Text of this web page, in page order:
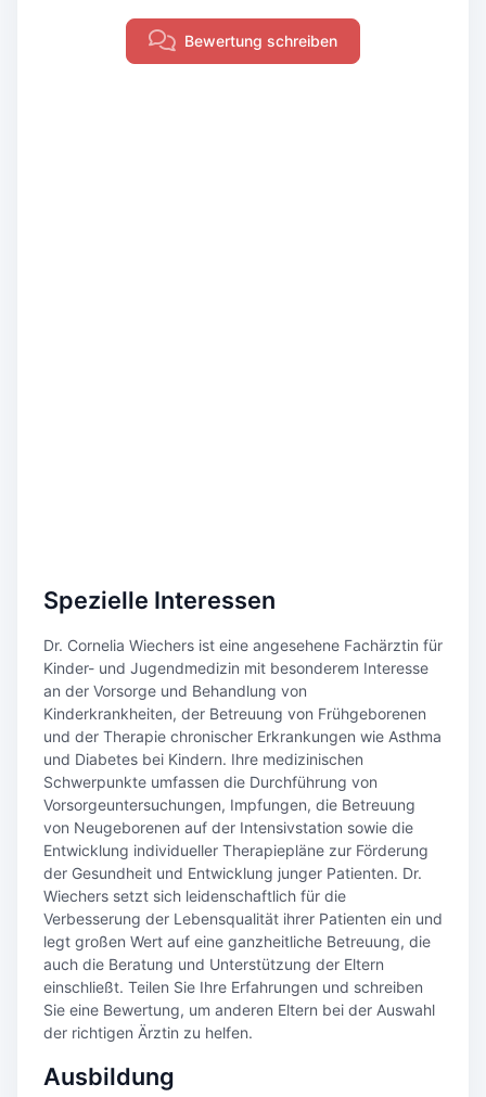
Bewertung schreiben
Spezielle Interessen
Dr. Cornelia Wiechers ist eine angesehene Fachärztin für
Kinder- und Jugendmedizin mit besonderem Interesse
an der Vorsorge und Behandlung von
Kinderkrankheiten, der Betreuung von Frühgeborenen
und der Therapie chronischer Erkrankungen wie Asthma
und Diabetes bei Kindern. Ihre medizinischen
Schwerpunkte umfassen die Durchführung von
Vorsorgeuntersuchungen, Impfungen, die Betreuung
von Neugeborenen auf der Intensivstation sowie die
Entwicklung individueller Therapiepläne zur Förderung
der Gesundheit und Entwicklung junger Patienten. Dr.
Wiechers setzt sich leidenschaftlich für die
Verbesserung der Lebensqualität ihrer Patienten ein und
legt großen Wert auf eine ganzheitliche Betreuung, die
auch die Beratung und Unterstützung der Eltern
einschließt. Teilen Sie Ihre Erfahrungen und schreiben
Sie eine Bewertung, um anderen Eltern bei der Auswahl
der richtigen Ärztin zu helfen.
Ausbildung